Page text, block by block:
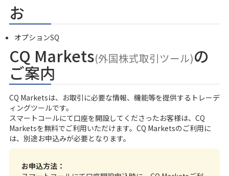
お
オプションSQ
CQ Markets(外国株式取引ツール)の
ご案内
CQ Marketsは、お取引に必要な情報、機能等を提供するトレーデ
ィングツールです。
スマートコールにて口座を開設してくださったお客様は、CQ
Marketsを無料でご利用いただけます。CQ Marketsのご利用に
は、別途お申込みが必要となります。
お申込方法：